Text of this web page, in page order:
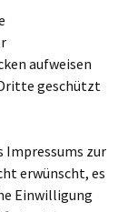
aufweisen
geschützt
Impressums zur
erwünscht, es
Einwilligung